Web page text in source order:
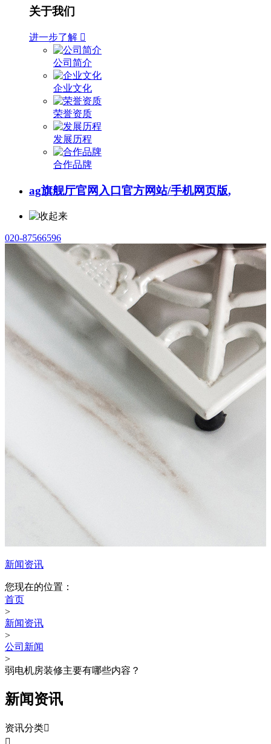
关于我们
进一步了解 
公司简介
企业文化
荣誉资质
发展历程
合作品牌
ag旗舰厅官网入口官方网站/手机网页版,
020-87566596
新闻资讯
您现在的位置：
首页
>
新闻资讯
>
公司新闻
>
弱电机房装修主要有哪些内容？
新闻资讯
资讯分类
